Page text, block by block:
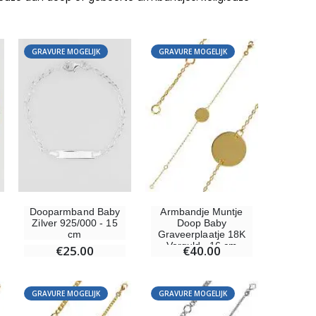
GRAVURE MOGELIJK
Dooparmband Baby
Zilver 925/000 - 15
cm
€25.00
GRAVURE MOGELIJK
Armbandje Muntje
Doop Baby
Graveerplaatje 18K
Verguld - 16 cm
€40.00
GRAVURE MOGELIJK GRAVURE MOGELIJK
€21.90